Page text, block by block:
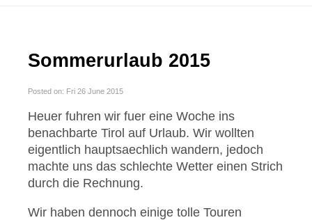
Sommerurlaub 2015
Posted on: Fri 26 June 2015
Heuer fuhren wir fuer eine Woche ins
benachbarte Tirol auf Urlaub. Wir wollten
eigentlich hauptsaechlich wandern, jedoch
machte uns das schlechte Wetter einen Strich
durch die Rechnung.
Wir haben dennoch einige tolle Touren